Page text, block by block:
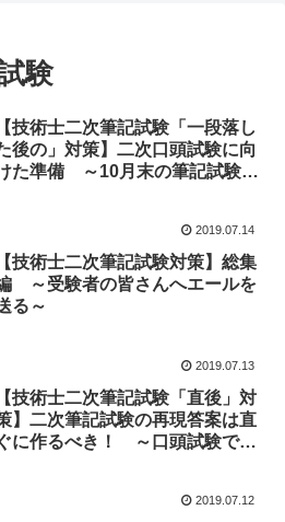
験
【技術士二次筆記試験「一段落し
後の」対策】二次口頭試験に向
た準備 ～10月末の筆記試験の
2019.07.14
【技術士二次筆記試験対策】総集
～受験者の皆さんへエールを
る～
2019.07.13
【技術士二次筆記試験「直後」対
】二次筆記試験の再現答案は直
に作るべき！ ～口頭試験で問
2019.07.12